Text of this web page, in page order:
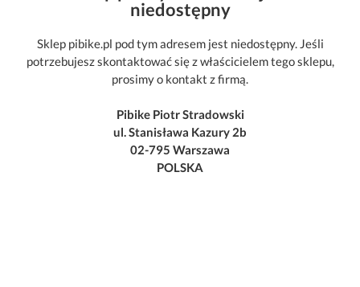
niedostępny
Sklep pibike.pl pod tym adresem jest niedostępny. Jeśli
potrzebujesz skontaktować się z właścicielem tego sklepu,
prosimy o kontakt z firmą.
Pibike Piotr Stradowski
ul. Stanisława Kazury 2b
02-795 Warszawa
POLSKA